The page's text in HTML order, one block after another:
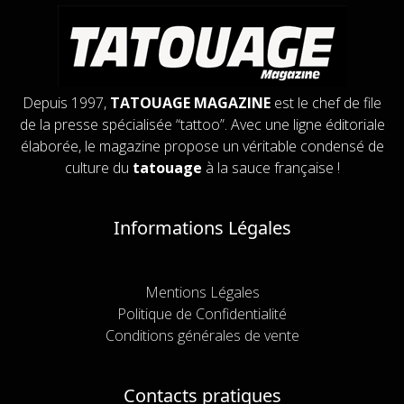
Depuis 1997, TATOUAGE MAGAZINE est le chef de file
de la presse spécialisée “tattoo”. Avec une ligne éditoriale
élaborée, le magazine propose un véritable condensé de
culture du tatouage à la sauce française !
Informations Légales
Mentions Légales
Politique de Confidentialité
Conditions générales de vente
Contacts pratiques